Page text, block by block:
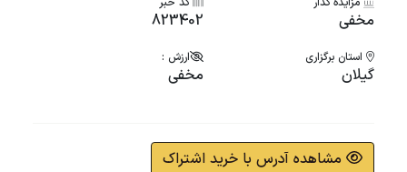
مخفی 823402
استان برگزاری
گیلان
ارزش :
مخفی
مشاهده آدرس با خرید اشتراک